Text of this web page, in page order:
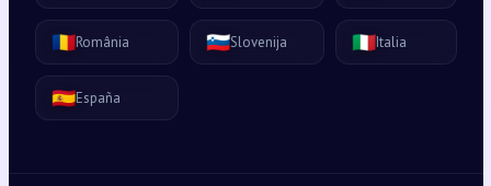
🇷🇴România 🇸🇮Slovenija 🇮🇹Italia
🇪🇸España